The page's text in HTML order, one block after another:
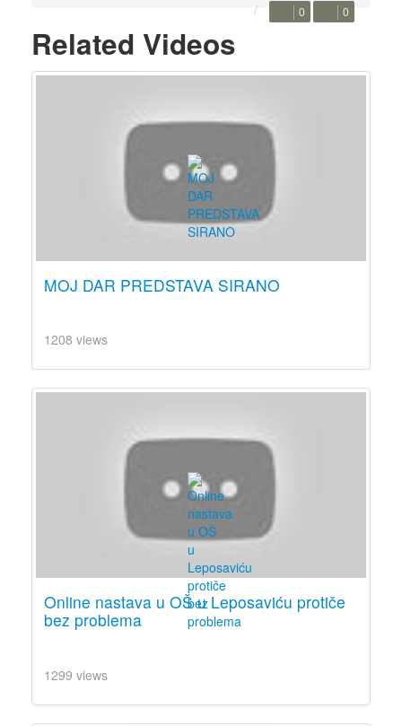
0 0
Related Videos
MOJ DAR PREDSTAVA SIRANO
1208 views
Online nastava u OŠ u Leposaviću protiče
bez problema
1299 views